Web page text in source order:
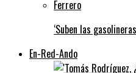
‘Suben las
En-Red-Ando